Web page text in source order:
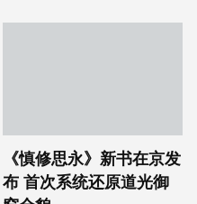
《慎修思永》新书在京发
布 首次系统还原道光御